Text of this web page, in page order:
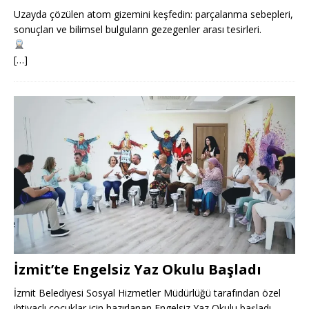
Uzayda çözülen atom gizemini keşfedin: parçalanma sebepleri,
sonuçları ve bilimsel bulguların gezegenler arası tesirleri.
[…]
İzmit’te Engelsiz Yaz Okulu Başladı
İzmit Belediyesi Sosyal Hizmetler Müdürlüğü tarafından özel